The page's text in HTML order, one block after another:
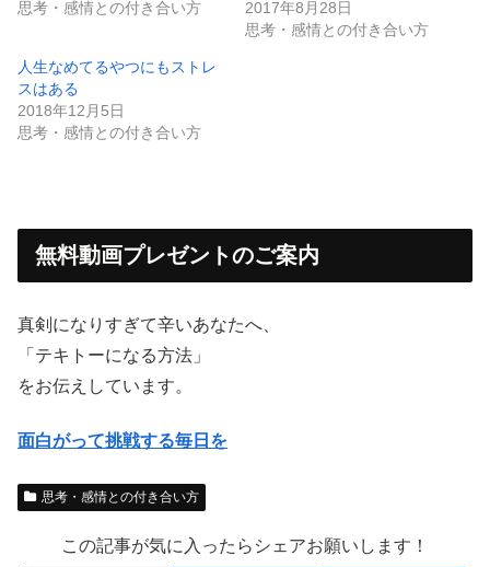
思考・感情との付き合い方
2017年8月28日
思考・感情との付き合い方
人生なめてるやつにもストレ
スはある
2018年12月5日
思考・感情との付き合い方
無料動画プレゼントのご案内
真剣になりすぎて辛いあなたへ、
「テキトーになる方法」
をお伝えしています。
面白がって挑戦する毎日を
思考・感情との付き合い方
この記事が気に入ったらシェアお願いします！